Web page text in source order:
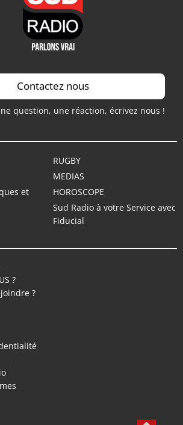
Contactez nous
question, une réaction, écrivez nous !
RUGBY
MEDIAS
et
HOROSCOPE
Sud Radio à votre Service avec
Fiducial
?
?